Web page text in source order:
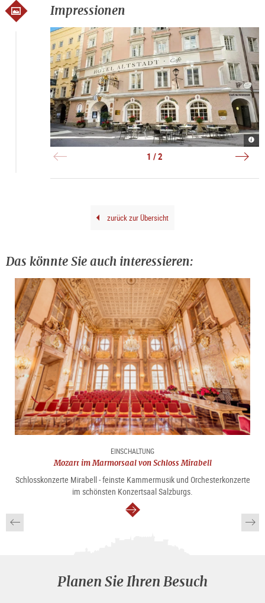
Impressionen
Blu
Blu
1 / 2
zurück zur Übersicht
Das könnte Sie auch interessieren:
EINSCHALTUNG
Mozart im Marmorsaal von Schloss Mirabell
Schlosskonzerte Mirabell - feinste Kammermusik und Orchesterkonzerte
im schönsten Konzertsaal Salzburgs.
weiter
Planen Sie Ihren Besuch